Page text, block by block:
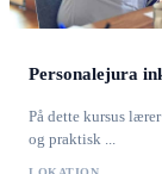
Personalejura
På dette kursus
og praktisk ...